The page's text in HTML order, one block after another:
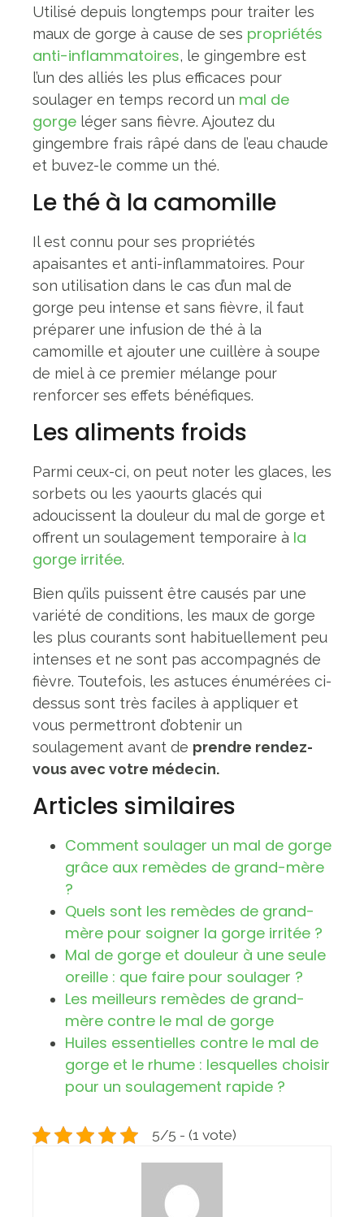
Utilisé depuis longtemps pour traiter les
maux de gorge à cause de ses propriétés
anti-inflammatoires, le gingembre est
l’un des alliés les plus efficaces pour
soulager en temps record un mal de
gorge léger sans fièvre. Ajoutez du
gingembre frais râpé dans de l’eau chaude
et buvez-le comme un thé.
Le thé à la camomille
Il est connu pour ses propriétés
apaisantes et anti-inflammatoires. Pour
son utilisation dans le cas d’un mal de
gorge peu intense et sans fièvre, il faut
préparer une infusion de thé à la
camomille et ajouter une cuillère à soupe
de miel à ce premier mélange pour
renforcer ses effets bénéfiques.
Les aliments froids
Parmi ceux-ci, on peut noter les glaces, les
sorbets ou les yaourts glacés qui
adoucissent la douleur du mal de gorge et
offrent un soulagement temporaire à la
gorge irritée.
Bien qu’ils puissent être causés par une
variété de conditions, les maux de gorge
les plus courants sont habituellement peu
intenses et ne sont pas accompagnés de
fièvre. Toutefois, les astuces énumérées ci-
dessus sont très faciles à appliquer et
vous permettront d’obtenir un
soulagement avant de prendre rendez-
vous avec votre médecin.
Articles similaires
Comment soulager un mal de gorge
grâce aux remèdes de grand-mère
?
Quels sont les remèdes de grand-
mère pour soigner la gorge irritée ?
Mal de gorge et douleur à une seule
oreille : que faire pour soulager ?
Les meilleurs remèdes de grand-
mère contre le mal de gorge
Huiles essentielles contre le mal de
gorge et le rhume : lesquelles choisir
pour un soulagement rapide ?
5/5 - (1 vote)